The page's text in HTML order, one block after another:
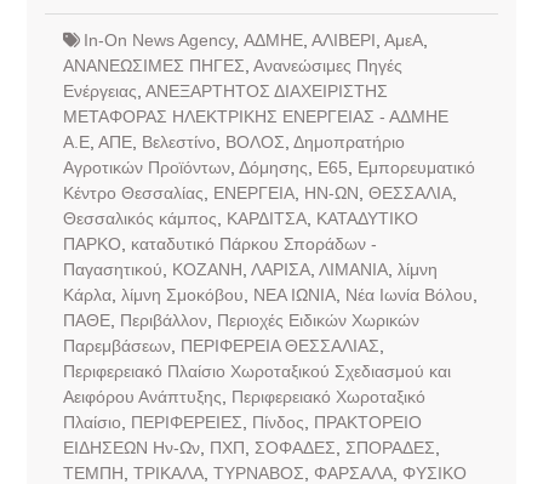
In-On News Agency, ΑΔΜΗΕ, ΑΛΙΒΕΡΙ ΑμεΑ,
ΑΝΑΝΕΩΣΙΜΕΣ ΠΗΓΕΣ Ανανεώσιμες Πηγές
Ενέργειας ΑΝΕΞΑΡΤΗΤΟΣ ΔΙΑΧΕΙΡΙΣΤΗΣ
ΜΕΤΑΦΟΡΑΣ ΗΛΕΚΤΡΙΚΗΣ ΕΝΕΡΓΕΙΑΣ - ΑΔΜΗΕ
Α.Ε, ΑΠΕ, Βελεστίνο ΒΟΛΟΣ Δημοπρατήριο
Αγροτικών Προϊόντων, Δόμησης Ε65
Εμπορευματικό
Κέντρο Θεσσαλίας
ΕΝΕΡΓΕΙΑ, ΗΝ-ΩΝ ΘΕΣΣΑΛΙΑ,
Θεσσαλικός κάμπος
ΚΑΡΔΙΤΣΑ, ΚΑΤΑΔΥΤΙΚΟ
ΠΑΡΚΟ
καταδυτικό Πάρκου Σποράδων -
Παγασητικού
ΚΟΖΑΝΗ ΛΑΡΙΣΑ, ΛΙΜΑΝΙΑ, λίμνη
Κάρλα, λίμνη Σμοκόβου ΝΕΑ ΙΩΝΙΑ, Νέα Ιωνία Βόλου
ΠΑΘΕ, Περιβάλλον, Περιοχές Ειδικών Χωρικών
Παρεμβάσεων, ΠΕΡΙΦΕΡΕΙΑ ΘΕΣΣΑΛΙΑΣ
Περιφερειακό Πλαίσιο Χωροταξικού Σχεδιασμού και
Αειφόρου Ανάπτυξης
Περιφερειακό Χωροταξικό
Πλαίσιο
ΠΕΡΙΦΕΡΕΙΕΣ Πίνδος
ΠΡΑΚΤΟΡΕΙΟ
ΕΙΔΗΣΕΩΝ Ην-Ων, ΠΧΠ ΣΟΦΑΔΕΣ ΣΠΟΡΑΔΕΣ
ΤΕΜΠΗ ΤΡΙΚΑΛΑ, ΤΥΡΝΑΒΟΣ ΦΑΡΣΑΛΑ, ΦΥΣΙΚΟ